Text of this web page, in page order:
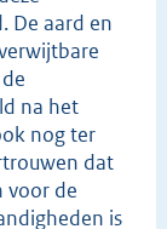
De aard en
na het
nog ter
dat
voor de
is